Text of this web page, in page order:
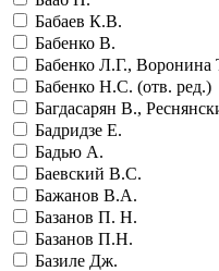
Бабаев К.В.
Бабенко В.
Бабенко Л.Г.,
Бабенко Н.С. (отв. ред.)
Багдасарян В.,
Бадридзе Е.
Бадью А.
Баевский В.С.
Бажанов В.А.
Базанов П. Н.
Базанов П.Н.
Базиле Дж.